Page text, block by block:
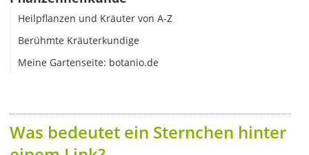
Heilpflanzen und Kräuter von A-Z
Berühmte Kräuterkundige
Meine Gartenseite: botanio.de
Was bedeutet ein Sternchen hinter